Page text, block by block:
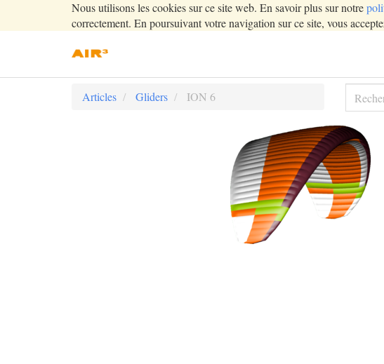
Nous utilisons les cookies sur ce site web. En savoir plus sur notre
correctement. En poursuivant votre navigation sur ce site, vous
Articles Gliders ION 6